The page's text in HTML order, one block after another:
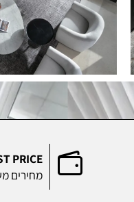
BEST PRICE